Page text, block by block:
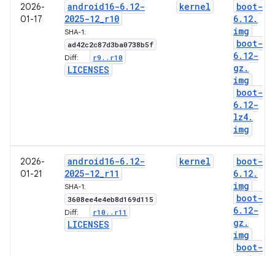
2026-
01-17
android16-6. 12-
2025-12_r10
SHA-1:
ad42c2c87d3ba0738b5f
Diff: r9 . . r10
LICENSES
kernel
boot-
6. 12.
img
boot-
6. 12-
gz .
img
boot-
6. 12-
lz4.
img
2026-
01-21
android16-6. 12-
2025-12_r11
SHA-1:
3608ee4e4eb8d169d115
Diff: r10 . . r11
LICENSES
kernel
boot-
6. 12.
img
boot-
6. 12-
gz .
img
boot-